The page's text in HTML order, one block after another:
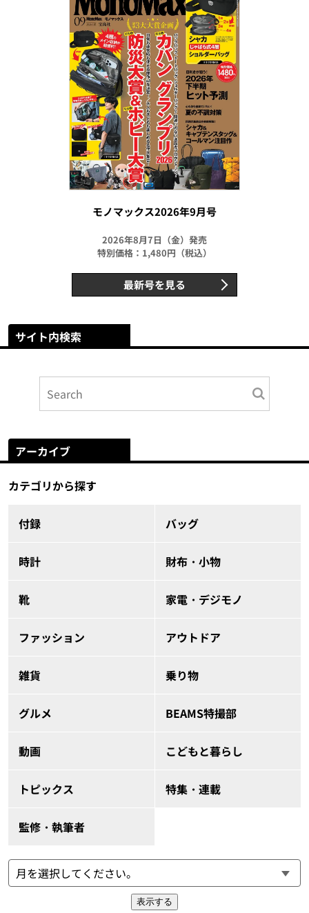
モノマックス2026年9月号
2026年8月7日（金）発売
特別価格：1,480円（税込）
最新号を見る
サイト内検索
アーカイブ
カテゴリから探す
付録 バッグ
時計 財布・小物
靴 家電・デジモノ
ファッション アウトドア
雑貨 乗り物
グルメ BEAMS特撮部
動画 こどもと暮らし
トピックス 特集・連載
監修・執筆者
表示する